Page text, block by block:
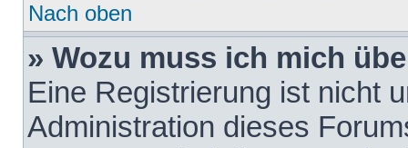
Nach oben
» Wozu muss ich mich
Eine Registrierung ist nicht
Administration dieses